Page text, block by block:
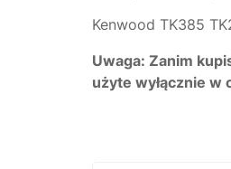
Kenwood TK385
Uwaga: Zanim
użyte wyłącznie w